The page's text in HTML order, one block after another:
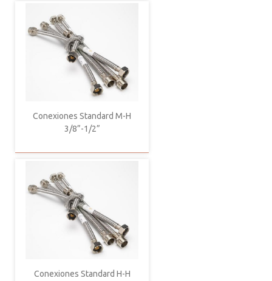
Conexiones Standard M-H
3/8”-1/2”
Conexiones Standard H-H